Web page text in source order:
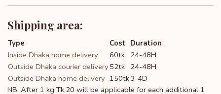
Shipping area:
Type Cost Duration
Inside Dhaka home delivery
60tk 24-48H
Outside Dhaka courier delivery52tk 24-48H
Outside Dhaka home delivery 150tk3-4D
NB: After 1 kg Tk.20 will be applicable for each additional 1